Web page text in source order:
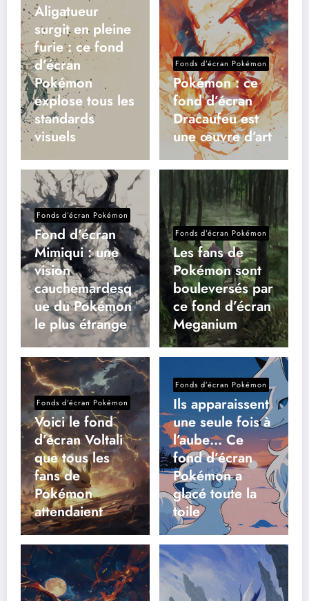
Aligatueur
surgit en pleine
furie : ce fond
d’écran
Pokémon
explose tous les
standards
visuels
Fonds d’écran Pokémon
Pokémon : ce
fond d’écran
Dracaufeu est
une œuvre d’art
Fonds d’écran Pokémon
Fond d’écran
Mimiqui : une
vision
cauchemardesq
ue du Pokémon
le plus étrange
Fonds d’écran Pokémon
Les fans de
Pokémon sont
bouleversés par
ce fond d’écran
Meganium
Fonds d’écran Pokémon
Voici le fond
d’écran Voltali
que tous les
fans de
Pokémon
attendaient
Fonds d’écran Pokémon
Ils apparaissent
une seule fois à
l’aube… Ce
fond d’écran
Pokémon a
glacé toute la
toile